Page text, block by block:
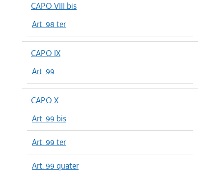
CAPO VIII bis
Art. 98 ter
CAPO IX
Art. 99
CAPO X
Art. 99 bis
Art. 99 ter
Art. 99 quater